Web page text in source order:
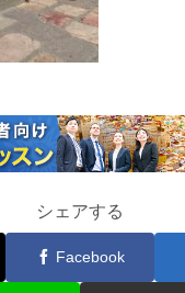
シェアする
Facebook